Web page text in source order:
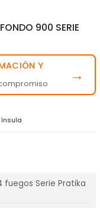
900 SERIE
Y →
Serie Pratika